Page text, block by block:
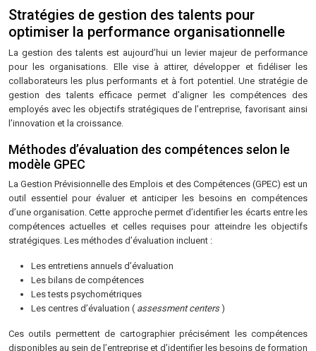
Stratégies de gestion des talents pour
optimiser la performance organisationnelle
La gestion des talents est aujourd’hui un levier majeur de performance
pour les organisations. Elle vise à attirer, développer et fidéliser les
collaborateurs les plus performants et à fort potentiel. Une stratégie de
gestion des talents efficace permet d’aligner les compétences des
employés avec les objectifs stratégiques de l’entreprise, favorisant ainsi
l’innovation et la croissance.
Méthodes d’évaluation des compétences selon le
modèle GPEC
La Gestion Prévisionnelle des Emplois et des Compétences (GPEC) est un
outil essentiel pour évaluer et anticiper les besoins en compétences
d’une organisation. Cette approche permet d’identifier les écarts entre les
compétences actuelles et celles requises pour atteindre les objectifs
stratégiques. Les méthodes d’évaluation incluent :
Les entretiens annuels d’évaluation
Les bilans de compétences
Les tests psychométriques
Les centres d’évaluation ( assessment centers)
Ces outils permettent de cartographier précisément les compétences
disponibles au sein de l’entreprise et d’identifier les besoins de formation